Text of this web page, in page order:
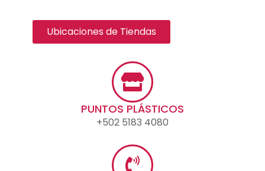
Ubicaciones de Tiendas
PUNTOS PLÁSTICOS
+502 5183 4080